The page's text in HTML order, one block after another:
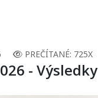
PREČÍTANÉ: 725X
- Výsledky